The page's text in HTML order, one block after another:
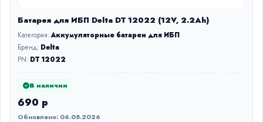
Батарея для ИБП Delta DT 12022 (12V, 2.2Ah)
Категория:Аккумуляторные батареи для ИБП
Бренд: Delta
PN: DT 12022
В наличии
690 р
Обновлено: 06.08.2026